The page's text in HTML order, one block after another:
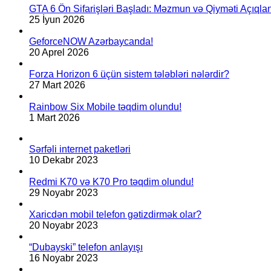
GTA 6 Ön Sifarişləri Başladı: Məzmun və Qiyməti
25 İyun 2026
GeforceNOW Azərbaycanda!
20 Aprel 2026
Forza Horizon 6 üçün sistem tələbləri nələrdir?
27 Mart 2026
Rainbow Six Mobile təqdim olundu!
1 Mart 2026
Sərfəli internet paketləri
10 Dekabr 2023
Redmi K70 və K70 Pro təqdim olundu!
29 Noyabr 2023
Xaricdən mobil telefon gətizdirmək olar?
20 Noyabr 2023
“Dubayski” telefon anlayışı
16 Noyabr 2023